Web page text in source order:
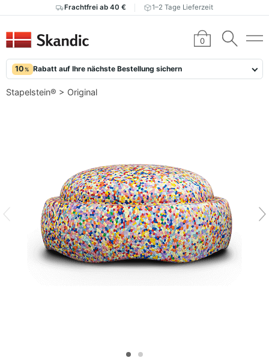
Frachtfrei ab 40 € 1–2 Tage Lieferzeit
0
10 % Rabatt auf Ihre nächste Bestellung sichern
Stapelstein® > Original